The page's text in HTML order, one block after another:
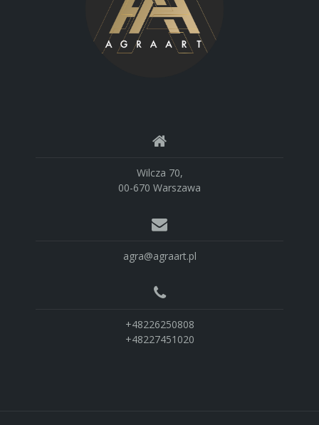
Wilcza 70,
00-670 Warszawa
agra@agraart.pl
+48226250808
+48227451020